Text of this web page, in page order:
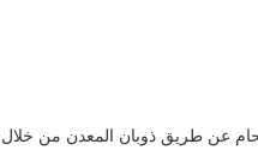
عن طريق ذوبان المعدن من